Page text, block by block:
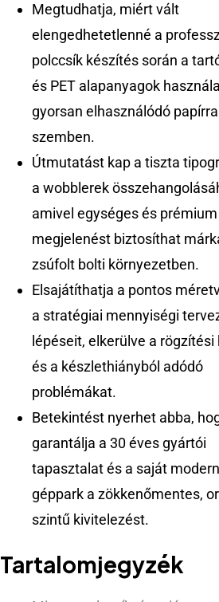
Megtudhatja, miért vált
elengedhetetlenné a
polccsík készítés során a
és PET alapanyagok
gyorsan elhasználódó papírral
szemben.
Útmutatást kap a tiszta
a wobblerek
amivel egységes és prémium
megjelenést biztosíthat
zsúfolt bolti környezetben.
Elsajátíthatja a pontos
a stratégiai mennyiségi
lépéseit, elkerülve a
és a készlethiányból adódó
problémákat.
Betekintést nyerhet abba,
garantálja a 30 éves gyártói
tapasztalat és a saját modern
géppark a zökkenőmentes,
szintű kivitelezést.
Tartalomjegyzék